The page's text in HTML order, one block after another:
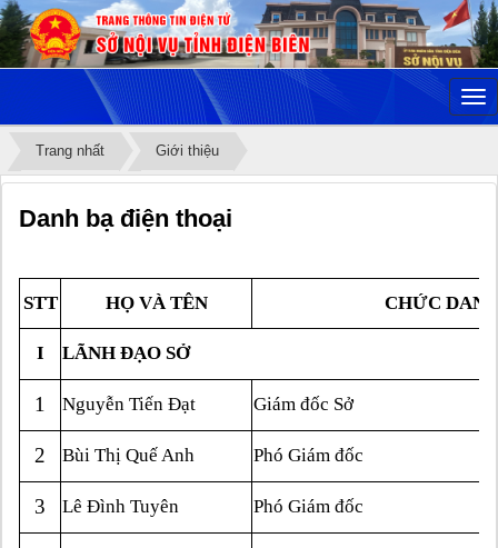
Trang nhất Giới thiệu
Danh bạ điện thoại
STT HỌ VÀ TÊN CHỨC
I LÃNH ĐẠO SỞ
1 Nguyễn Tiến Đạt Giám đốc Sở
2 Bùi Thị Quế Anh Phó Giám đốc
3 Lê Đình Tuyên Phó Giám đốc